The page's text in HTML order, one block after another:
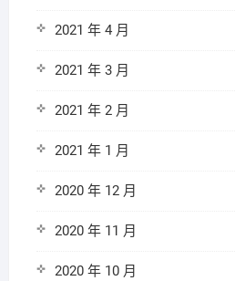
2021 年 4 月
2021 年 3 月
2021 年 2 月
2021 年 1 月
2020 年 12 月
2020 年 11 月
2020 年 10 月